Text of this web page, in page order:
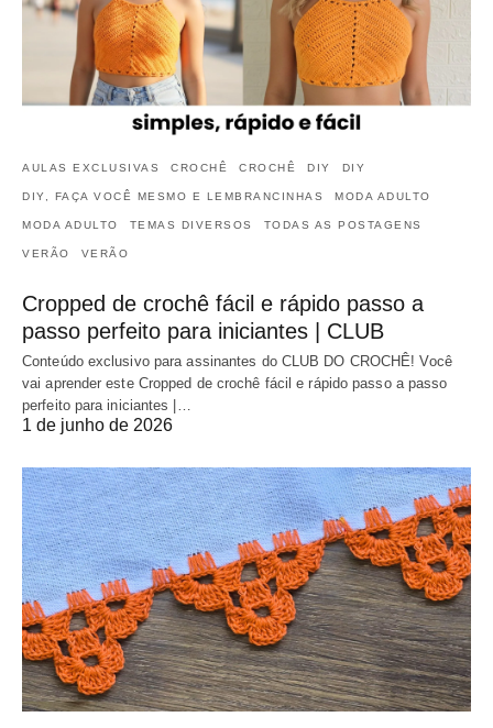
AULAS EXCLUSIVAS CROCHÊ CROCHÊ DIY DIY
DIY, FAÇA VOCÊ MESMO E LEMBRANCINHAS MODA ADULTO
MODA ADULTO TEMAS DIVERSOS TODAS AS POSTAGENS
VERÃO VERÃO
Cropped de crochê fácil e rápido passo a
passo perfeito para iniciantes | CLUB
Conteúdo exclusivo para assinantes do CLUB DO CROCHÊ! Você
vai aprender este Cropped de crochê fácil e rápido passo a passo
perfeito para iniciantes |…
1 de junho de 2026